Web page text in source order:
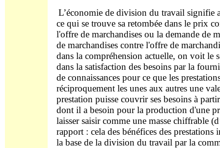
L’économie de division du travail signifie
ce qui se trouve sa retombée dans le prix
l'offre de marchandises ou la demande de
de marchandises contre l'offre de
dans la compréhension actuelle, on voit le
dans la satisfaction des besoins par la
de connaissances pour ce que les
réciproquement les unes aux autres une
prestation puisse couvrir ses besoins à
dont il a besoin pour la production d'une
laisser saisir comme une masse chiffrable
rapport : cela des bénéfices des
la base de la division du travail par la